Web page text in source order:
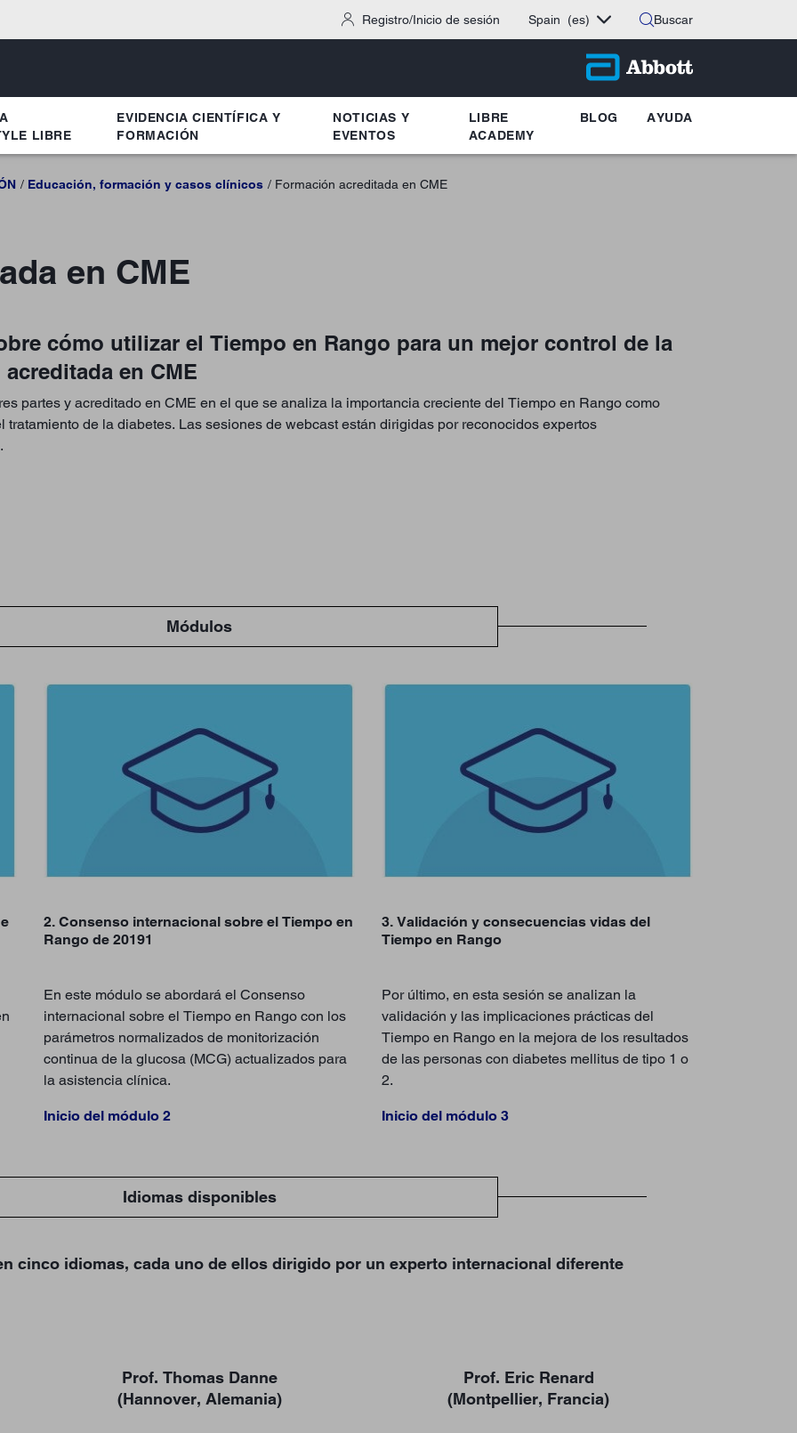
Registro/Inicio de sesión Spain (es) Buscar
LIBRE
EVIDENCIA CIENTÍFICA Y
FORMACIÓN
NOTICIAS Y
EVENTOS
LIBRE
ACADEMY
BLOG AYUDA
Educación, formación y casos clínicos Formación acreditada en CME
en CME
cómo utilizar el Tiempo en Rango para un mejor control de la
en CME
partes y acreditado en CME en el que se analiza la importancia creciente del Tiempo en Rango como
de la diabetes. Las sesiones de webcast están dirigidas por reconocidos expertos
Módulos
2. Consenso internacional sobre el Tiempo en
Rango de 20191
En este módulo se abordará el Consenso
internacional sobre el Tiempo en Rango con los
parámetros normalizados de monitorización
continua de la glucosa (MCG) actualizados para
la asistencia clínica.
Inicio del módulo 2
3. Validación y consecuencias vidas del
Tiempo en Rango
Por último, en esta sesión se analizan la
validación y las implicaciones prácticas del
Tiempo en Rango en la mejora de los resultados
de las personas con diabetes mellitus de tipo 1 o
2.
Inicio del módulo 3
Idiomas disponibles
cinco idiomas, cada uno de ellos dirigido por un experto internacional diferente
Prof. Thomas Danne
(Hannover, Alemania)
Prof. Eric Renard
(Montpellier, Francia)